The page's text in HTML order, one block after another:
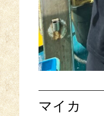
マイカ